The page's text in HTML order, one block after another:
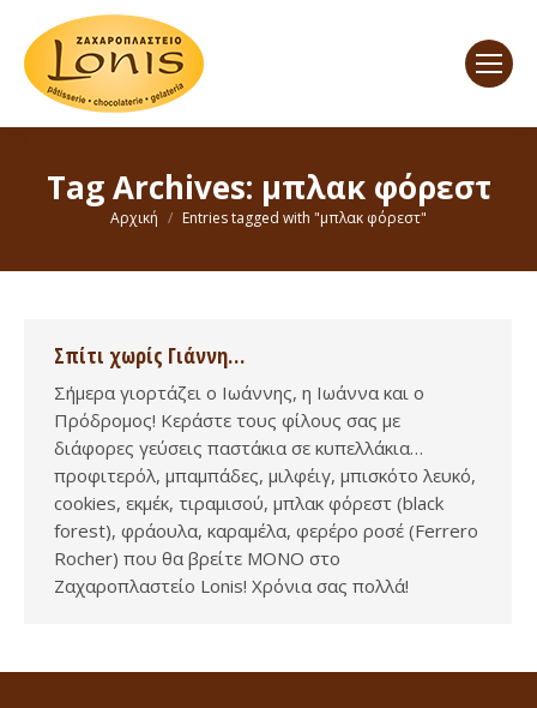
Tag Archives: μπλακ φόρεστ
You are here:
Αρχική Entries tagged with "μπλακ φόρεστ"
Σπίτι χωρίς Γιάννη…
Σήμερα γιορτάζει ο Ιωάννης, η Ιωάννα και ο
Πρόδρομος! Κεράστε τους φίλους σας με
διάφορες γεύσεις παστάκια σε κυπελλάκια…
προφιτερόλ, μπαμπάδες, μιλφέιγ, μπισκότο λευκό,
cookies, εκμέκ, τιραμισού, μπλακ φόρεστ (black
forest), φράουλα, καραμέλα, φερέρο ροσέ (Ferrero
Rocher) που θα βρείτε ΜΟΝΟ στο
Ζαχαροπλαστείο Lonis! Χρόνια σας πολλά!